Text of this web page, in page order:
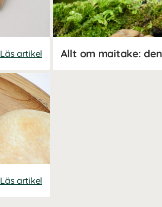
Läs artikel
Läs artikel